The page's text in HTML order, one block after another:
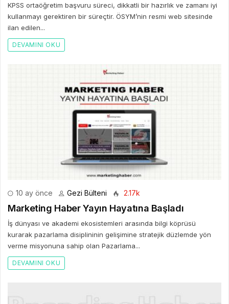
KPSS ortaöğretim başvuru süreci, dikkatli bir hazırlık ve zamanı iyi
kullanmayı gerektiren bir süreçtir. ÖSYM’nin resmi web sitesinde
ilan edilen...
DEVAMINI OKU
10 ay önce Gezi Bülteni 2.17k
Marketing Haber Yayın Hayatına Başladı
İş dünyası ve akademi ekosistemleri arasında bilgi köprüsü
kurarak pazarlama disiplininin gelişimine stratejik düzlemde yön
verme misyonuna sahip olan Pazarlama...
DEVAMINI OKU